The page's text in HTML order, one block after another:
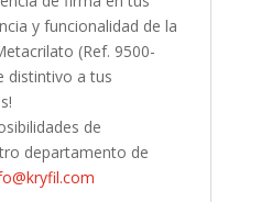
y funcionalidad de la
(Ref. 9500-
distintivo a tus
de
departamento de